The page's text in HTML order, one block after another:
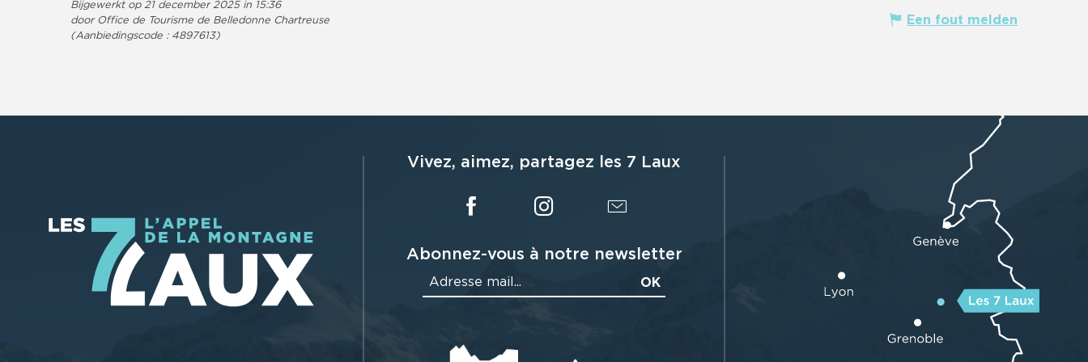
Bijgewerkt op 21 december 2025 in 15:36
door Office de Tourisme de Belledonne Chartreuse
(Aanbiedingscode : 4897613)
Een fout melden
Vivez, aimez, partagez les 7 Laux
Abonnez-vous à notre newsletter